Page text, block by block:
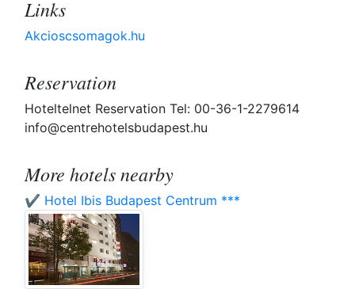
Links
Akcioscsomagok.hu
Reservation
Hoteltelnet Reservation Tel: 00-36-1-2279614
info@centrehotelsbudapest.hu
More hotels nearby
✔️ Hotel Ibis Budapest Centrum ***